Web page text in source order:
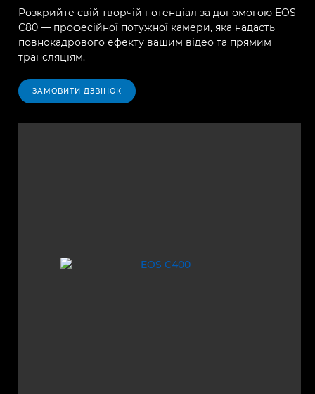
Розкрийте свій творчій потенціал за допомогою EOS
C80 — професійної потужної камери, яка надасть
повнокадрового ефекту вашим відео та прямим
трансляціям.
ЗАМОВИТИ ДЗВІНОК